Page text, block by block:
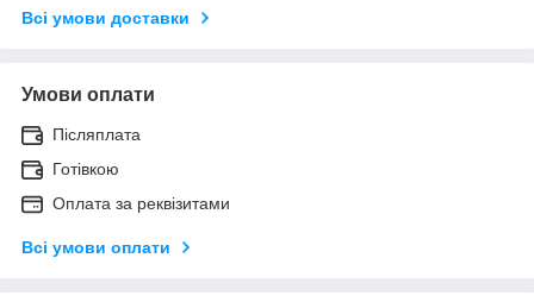
Всі умови доставки
Умови оплати
Післяплата
Готівкою
Оплата за реквізитами
Всі умови оплати